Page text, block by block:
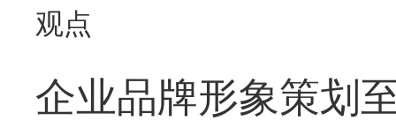
观点
企业品牌形象策划